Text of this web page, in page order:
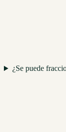
¿Se puede